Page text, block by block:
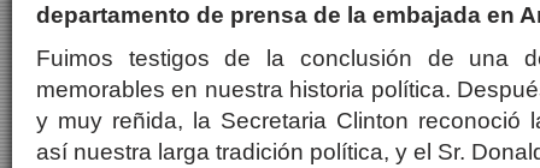
departamento de prensa de la embajada en
Fuimos testigos de la conclusión de una
memorables en nuestra historia política.
y muy reñida, la Secretaria Clinton reconoció
así nuestra larga tradición política, y el Sr.